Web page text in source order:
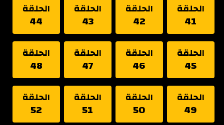
الحلقة
41
الحلقة
42
الحلقة
43
الحلقة
44
الحلقة
45
الحلقة
46
الحلقة
47
الحلقة
48
الحلقة
49
الحلقة
50
الحلقة
51
الحلقة
52